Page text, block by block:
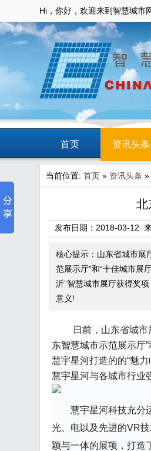
Hi，你好，欢迎来到智慧城市
首页 资讯头条
动态 智慧应用
当前位置: 首页 » 资讯头条 »
北
发布日期：2018-03-12
核心提示：山东省城市展
范展示厅”和“十佳城市展
沂”智慧城市展厅获得奖
意义!
日前，山东省城
东智慧城市示范展示厅
慧宇星河打造的的“魅
慧宇星河与各城市行业
慧宇星河科技充分
光、电以及先进的VR
颖与一体的展项，打造